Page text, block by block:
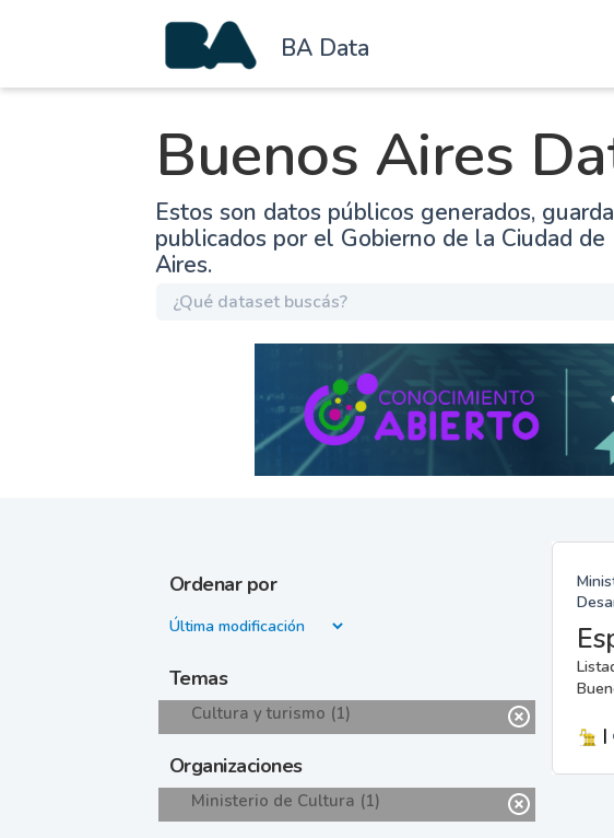
BA Data
Buenos Aires
Estos son datos públicos generados,
publicados por el Gobierno de la Ciudad de
Aires.
Ordenar por
Temas
Cultura y turismo (1)
Organizaciones
Ministerio de Cultura (1)
|